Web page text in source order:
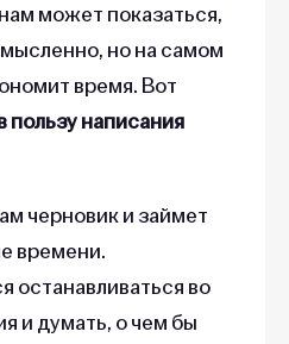
может показаться,
но на самом
время. Вот
пользу написания
черновик и займет
времени.
останавливаться во
и думать, о чем бы